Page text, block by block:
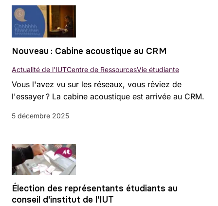
Nouveau : Cabine acoustique au CRM
Vous l'avez vu sur les réseaux, vous rêviez de
l'essayer ? La cabine acoustique est arrivée au CRM.
Actualité de l'IUTCentre de RessourcesVie étudiante
5 décembre 2025
Élection des représentants étudiants au
conseil d'institut de l'IUT